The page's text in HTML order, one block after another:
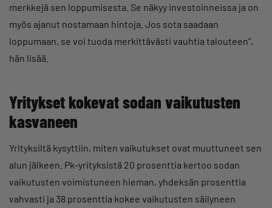
merkkejä sen loppumisesta. Se näkyy investoinneissa ja on
myös ajanut nostamaan hintoja. Jos sota saadaan
loppumaan, se voi tuoda merkittävästi vauhtia talouteen”,
hän lisää.
Yritykset kokevat sodan vaikutusten
kasvaneen
Yrityksiltä kysyttiin, miten vaikutukset ovat muuttuneet sen
alun jälkeen. Pk-yrityksistä 20 prosenttia kertoo sodan
vaikutusten voimistuneen hieman, yhdeksän prosenttia
vahvasti ja 38 prosenttia kokee vaikutusten säilyneen